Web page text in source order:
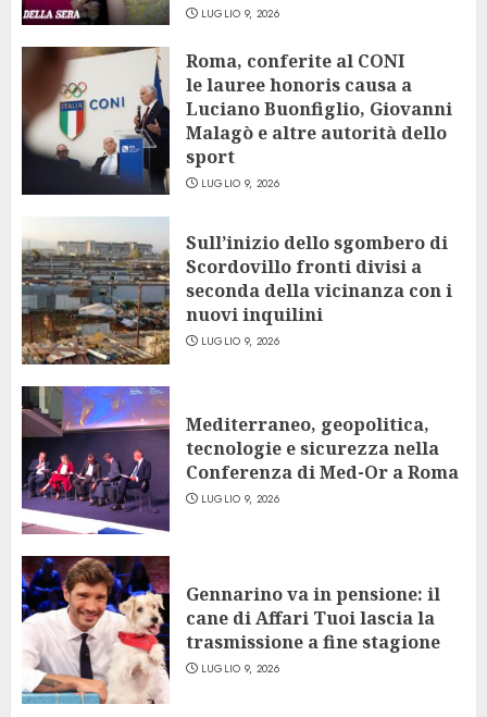
LUGLIO 9, 2026
Roma, conferite al CONI
le lauree honoris causa a
Luciano Buonfiglio, Giovanni
Malagò e altre autorità dello
sport
LUGLIO 9, 2026
Sull’inizio dello sgombero di
Scordovillo fronti divisi a
seconda della vicinanza con i
nuovi inquilini
LUGLIO 9, 2026
Mediterraneo, geopolitica,
tecnologie e sicurezza nella
Conferenza di Med-Or a Roma
LUGLIO 9, 2026
Gennarino va in pensione: il
cane di Affari Tuoi lascia la
trasmissione a fine stagione
LUGLIO 9, 2026